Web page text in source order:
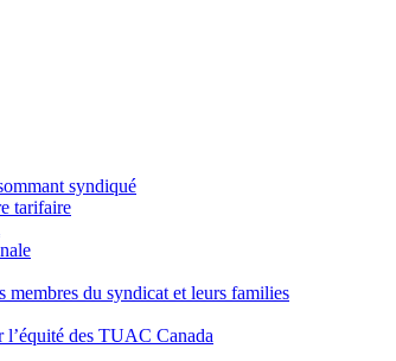
syndiqué
tarifaire
membres du syndicat et leurs families
l’équité des TUAC Canada